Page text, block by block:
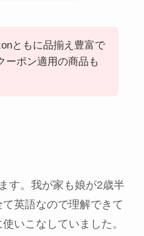
ともに品揃え豊富で
ーポン適用の商品も
す。我が家も娘が2歳半
英語なので理解できて
いこなしていました。